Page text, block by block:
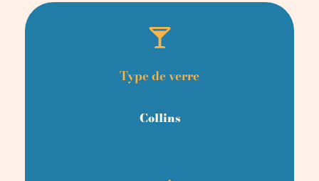
Type de verre
Collins